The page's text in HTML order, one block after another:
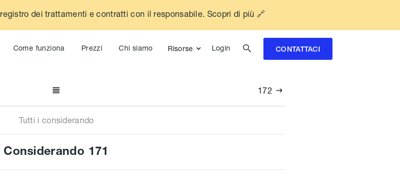
registro dei trattamenti e contratti con il responsabile. Scopri di più 🔗
Come funziona Prezzi Chi siamo Risorse Login  CONTATTACI
 172 
Tutti i considerando
Considerando 171